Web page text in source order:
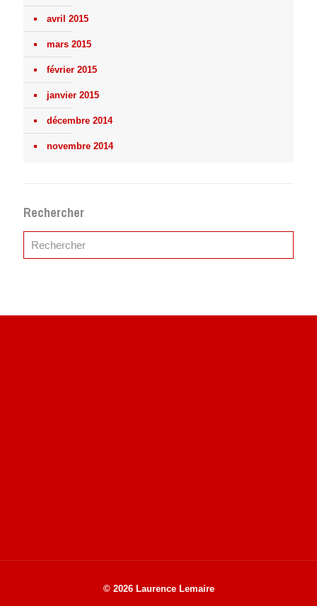
avril 2015
mars 2015
février 2015
janvier 2015
décembre 2014
novembre 2014
Rechercher
© 2026 Laurence Lemaire